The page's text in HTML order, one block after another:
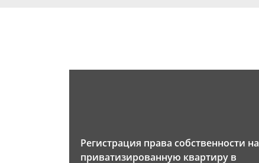
Регистрация права собственности на
приватизированную квартиру в